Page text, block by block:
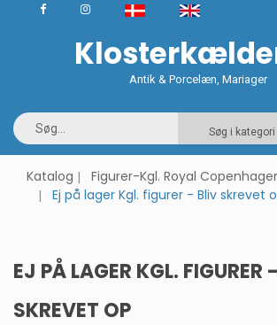
Antik & Porcelæn, Mariager
Søg i kategori
Katalog
Figurer-Kgl. Royal
Ej på lager Kgl. figurer - Bliv skrevet
EJ PÅ LAGER KGL. FIGURER
SKREVET OP